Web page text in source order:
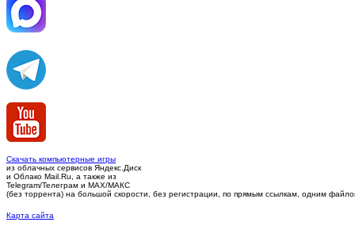
Скачать компьютерные игры
из облачных сервисов Яндекс.Диск
и Облако Mail.Ru, а также из
Telegram/Телеграм и MAX/МАКС
(без торрента) на большой скорости, без регистрации, по прямым ссылкам, одним
Карта сайта